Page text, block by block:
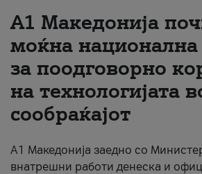
#ПодобарОнлајн
A1 Македонија
моќна
за поодговорно
на технологијата
сообраќајот
A1 Македонија заедно со
внатрешни работи денеска и